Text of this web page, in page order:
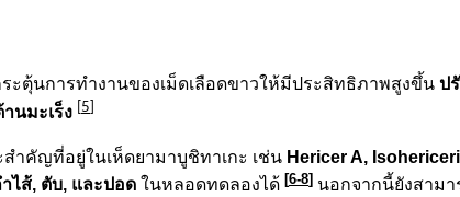
ตุ้นการทำงานของเม็ดเลือดขาวให้มีประสิทธิภาพสูงขึ้น ป
นมะเร็ง 5
ำคัญที่อยู่ในเห็ดยามาบูชิทาเกะ เช่น Hericer A,
ำไส้, ตับ, และปอด ในหลอดทดลองได้ [6-8] นอกจากนี้ยังสาม